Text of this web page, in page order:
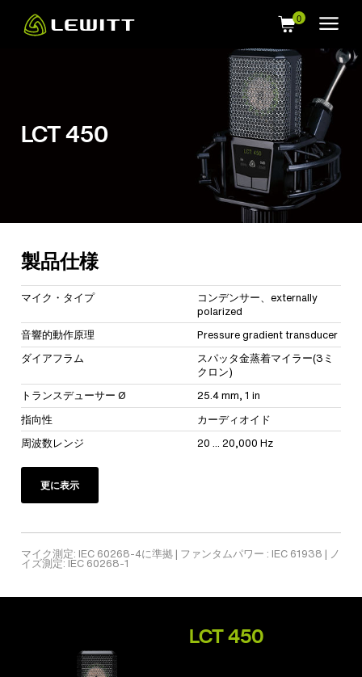
LCT 450
製品仕様
マイク・タイプ
コンデンサー、externally
polarized
音響的動作原理
Pressure gradient transducer
ダイアフラム
スパッタ金蒸着マイラー(3ミ
クロン)
トランスデューサー Ø
25.4 mm, 1 in
指向性
カーディオイド
周波数レンジ
20 ... 20,000 Hz
更に表示
マイク測定: IEC 60268-4に準拠 | ファンタムパワー : IEC 61938 | ノ
イズ測定: IEC 60268-1
LCT 450